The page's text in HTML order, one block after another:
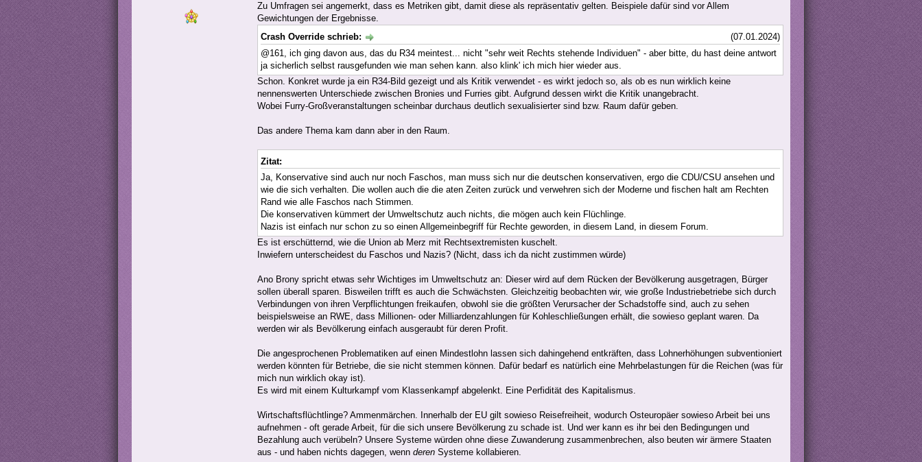
Zu Umfragen sei angemerkt, dass es Metriken gibt, damit diese als repräsentativ gelten. Beispiele dafür sind vor Allem
Gewichtungen der Ergebnisse.
(07.01.2024)
Crash Override schrieb:
@161, ich ging davon aus, das du R34 meintest... nicht "sehr weit Rechts stehende Individuen" - aber bitte, du hast deine antwort
ja sicherlich selbst rausgefunden wie man sehen kann. also klink' ich mich hier wieder aus.
Schon. Konkret wurde ja ein R34-Bild gezeigt und als Kritik verwendet - es wirkt jedoch so, als ob es nun wirklich keine
nennenswerten Unterschiede zwischen Bronies und Furries gibt. Aufgrund dessen wirkt die Kritik unangebracht.
Wobei Furry-Großveranstaltungen scheinbar durchaus deutlich sexualisierter sind bzw. Raum dafür geben.
Das andere Thema kam dann aber in den Raum.
Zitat:
Ja, Konservative sind auch nur noch Faschos, man muss sich nur die deutschen konservativen, ergo die CDU/CSU ansehen und
wie die sich verhalten. Die wollen auch die die aten Zeiten zurück und verwehren sich der Moderne und fischen halt am Rechten
Rand wie alle Faschos nach Stimmen.
Die konservativen kümmert der Umweltschutz auch nichts, die mögen auch kein Flüchlinge.
Nazis ist einfach nur schon zu so einen Allgemeinbegriff für Rechte geworden, in diesem Land, in diesem Forum.
Es ist erschütternd, wie die Union ab Merz mit Rechtsextremisten kuschelt.
Inwiefern unterscheidest du Faschos und Nazis? (Nicht, dass ich da nicht zustimmen würde)
Ano Brony spricht etwas sehr Wichtiges im Umweltschutz an: Dieser wird auf dem Rücken der Bevölkerung ausgetragen, Bürger
sollen überall sparen. Bisweilen trifft es auch die Schwächsten. Gleichzeitig beobachten wir, wie große Industriebetriebe sich durch
Verbindungen von ihren Verpflichtungen freikaufen, obwohl sie die größten Verursacher der Schadstoffe sind, auch zu sehen
beispielsweise an RWE, dass Millionen- oder Milliardenzahlungen für Kohleschließungen erhält, die sowieso geplant waren. Da
werden wir als Bevölkerung einfach ausgeraubt für deren Profit.
Die angesprochenen Problematiken auf einen Mindestlohn lassen sich dahingehend entkräften, dass Lohnerhöhungen subventioniert
werden könnten für Betriebe, die sie nicht stemmen können. Dafür bedarf es natürlich eine Mehrbelastungen für die Reichen (was für
mich nun wirklich okay ist).
Es wird mit einem Kulturkampf vom Klassenkampf abgelenkt. Eine Perfidität des Kapitalismus.
Wirtschaftsflüchtlinge? Ammenmärchen. Innerhalb der EU gilt sowieso Reisefreiheit, wodurch Osteuropäer sowieso Arbeit bei uns
aufnehmen - oft gerade Arbeit, für die sich unsere Bevölkerung zu schade ist. Und wer kann es ihr bei den Bedingungen und
Bezahlung auch verübeln? Unsere Systeme würden ohne diese Zuwanderung zusammenbrechen, also beuten wir ärmere Staaten
aus - und haben nichts dagegen, wenn deren Systeme kollabieren.